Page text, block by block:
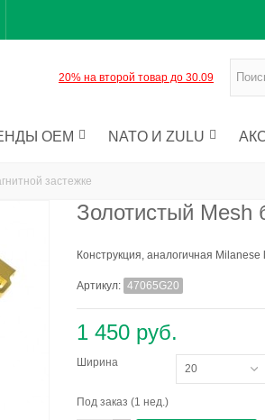
20% на второй товар до 30.09
OEM NATO И ZULU
застежке
Золотистый Mesh
Конструкция, аналогичная
Артикул: 47065G20
1 450 руб.
Ширина 20
Под заказ (1 нед.)